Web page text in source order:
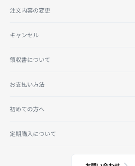
注文内容の変更
キャンセル
領収書について
お支払い方法
初めての方へ
定期購入について